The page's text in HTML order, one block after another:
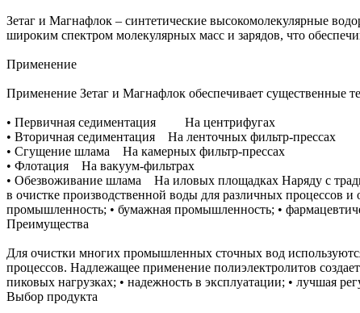
Зетаг и Магнафлок – синтетические высокомолекулярные
широким спектром молекулярных масс и зарядов, что
Применение
Применение Зетаг и Магнафлок обеспечивает существенные
• Первичная седиментация На центрифугах
• Вторичная седиментация На ленточных фильтр-прессах
• Сгущение шлама На камерных фильтр-прессах
• Флотация На вакуум-фильтрах
• Обезвоживание шлама На иловых площадках Наряду с
в очистке производственной воды для различных процессов
промышленность; • бумажная промышленность; •
Преимущества
Для очистки многих промышленных сточных вод
процессов. Надлежащее применение полиэлектролитов
пиковых нагрузках; • надежность в эксплуатации; • лучшая
Выбор продукта